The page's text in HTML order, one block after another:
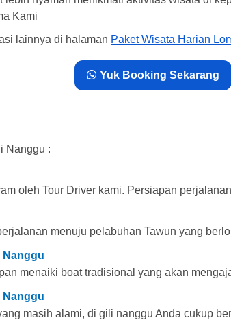
Kami
lainnya di halaman Paket Wisata Harian
Yuk Booking Sekarang
Nanggu :
oleh Tour Driver kami. Persiapan
menuju pelabuhan Tawun yang
Nanggu
menaiki boat tradisional yang akan
Nanggu
masih alami, di gili nanggu Anda cukup